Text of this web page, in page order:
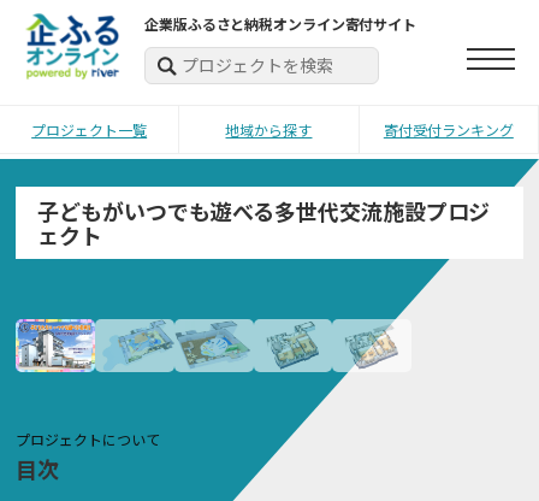
企業版ふるさと納税オンライン寄付サイト
プロジェクト一覧 地域から探す 寄付受付ランキング
子どもがいつでも遊べる多世代交流施設プロジ
ェクト
プロジェクトについて
目次